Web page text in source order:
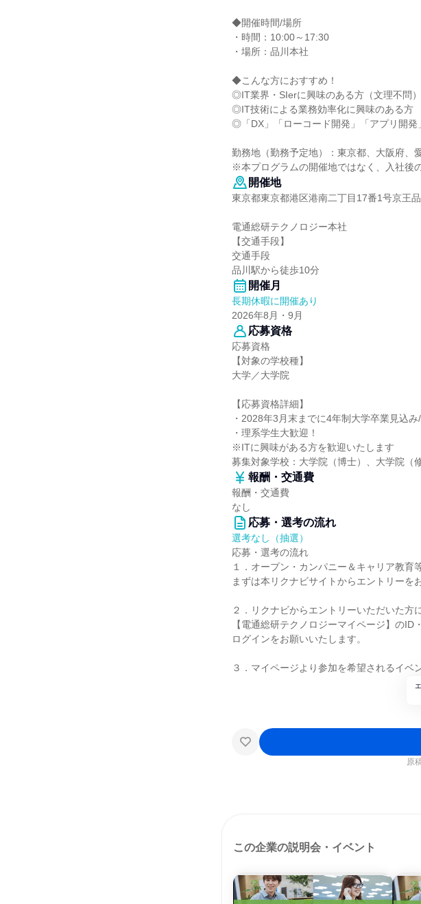
◆開催時間/場所
・時間：10:00～17:30
・場所：品川本社
◆こんな方におすすめ！
◎IT業界・SIerに興味のある方（文理不問）
◎IT技術による業務効率化に興味のある方
◎「DX」「ローコード開発」「アプリ開発
勤務地（勤務予定地）：東京都、大阪府、
※本プログラムの開催地ではなく、入社後
開催地
東京都東京都港区港南二丁目17番1号京王
電通総研テクノロジー本社
【交通手段】
交通手段
品川駅から徒歩10分
開催月
長期休暇に開催あり
2026年8月・9月
応募資格
応募資格
【対象の学校種】
大学／大学院
【応募資格詳細】
・2028年3月末までに4年制大学卒業見込
・理系学生大歓迎！
※ITに興味がある方を歓迎いたします
募集対象学校：大学院（博士）、大学院（
報酬・交通費
報酬・交通費
なし
応募・選考の流れ
選考なし（抽選）
応募・選考の流れ
１．オープン・カンパニー＆キャリア教
まずは本リクナビサイトからエントリーを
２．リクナビからエントリーいただいた方に
【電通総研テクノロジーマイページ】のID
ログインをお願いいたします。
３．マイページより参加を希望されるイベ
原
この企業の説明会・イベント